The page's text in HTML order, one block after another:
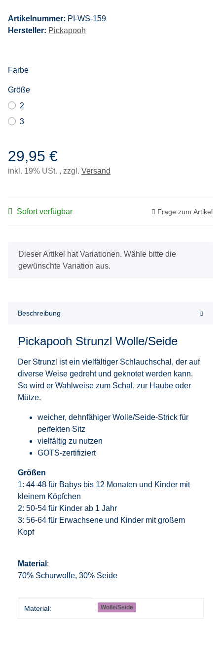
Artikelnummer: PI-WS-159
Hersteller: Pickapooh
Farbe
Größe
2
3
29,95 €
inkl. 19% USt. , zzgl. Versand
Sofort verfügbar Frage zum Artikel
xDieser Artikel hat Variationen. Wähle bitte die
gewünschte Variation aus.
Beschreibung
Pickapooh Strunzl Wolle/Seide
Der Strunzl ist ein vielfältiger Schlauchschal, der auf
diverse Weise gedreht und geknotet werden kann.
So wird er Wahlweise zum Schal, zur Haube oder
Mütze.
weicher, dehnfähiger Wolle/Seide-Strick für
perfekten Sitz
vielfältig zu nutzen
GOTS-zertifiziert
Größen
1: 44-48 für Babys bis 12 Monaten und Kinder mit
kleinem Köpfchen
2: 50-54 für Kinder ab 1 Jahr
3: 56-64 für Erwachsene und Kinder mit großem
Kopf
Material :
70% Schurwolle, 30% Seide
Produkteigenschaft
Wert
Material: Wolle/Seide